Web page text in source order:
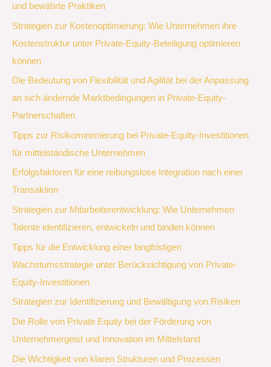
und bewährte Praktiken
Strategien zur Kostenoptimierung: Wie Unternehmen ihre
Kostenstruktur unter Private-Equity-Beteiligung optimieren
können
Die Bedeutung von Flexibilität und Agilität bei der Anpassung
an sich ändernde Marktbedingungen in Private-Equity-
Partnerschaften
Tipps zur Risikominimierung bei Private-Equity-Investitionen
für mittelständische Unternehmen
Erfolgsfaktoren für eine reibungslose Integration nach einer
Transaktion
Strategien zur Mitarbeiterentwicklung: Wie Unternehmen
Talente identifizieren, entwickeln und binden können
Tipps für die Entwicklung einer langfristigen
Wachstumsstrategie unter Berücksichtigung von Private-
Equity-Investitionen
Strategien zur Identifizierung und Bewältigung von Risiken
Die Rolle von Private Equity bei der Förderung von
Unternehmergeist und Innovation im Mittelstand
Die Wichtigkeit von klaren Strukturen und Prozessen